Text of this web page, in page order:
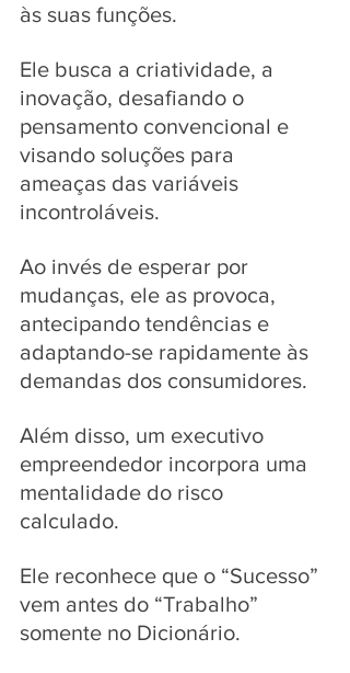
às suas funções.
Ele busca a criatividade, a
inovação, desafiando o
pensamento convencional e
visando soluções para
ameaças das variáveis
incontroláveis.
Ao invés de esperar por
mudanças, ele as provoca,
antecipando tendências e
adaptando-se rapidamente às
demandas dos consumidores.
Além disso, um executivo
empreendedor incorpora uma
mentalidade do risco
calculado.
Ele reconhece que o “Sucesso”
vem antes do “Trabalho”
somente no Dicionário.